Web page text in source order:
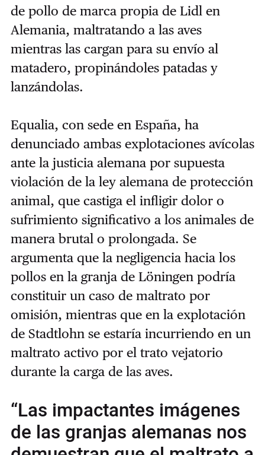
de pollo de marca propia de Lidl en
Alemania, maltratando a las aves
mientras las cargan para su envío al
matadero, propinándoles patadas y
lanzándolas.
Equalia, con sede en España, ha
denunciado ambas explotaciones avícolas
ante la justicia alemana por supuesta
violación de la ley alemana de protección
animal, que castiga el infligir dolor o
sufrimiento significativo a los animales de
manera brutal o prolongada. Se
argumenta que la negligencia hacia los
pollos en la granja de Löningen podría
constituir un caso de maltrato por
omisión, mientras que en la explotación
de Stadtlohn se estaría incurriendo en un
maltrato activo por el trato vejatorio
durante la carga de las aves.
“Las impactantes imágenes
de las granjas alemanas nos